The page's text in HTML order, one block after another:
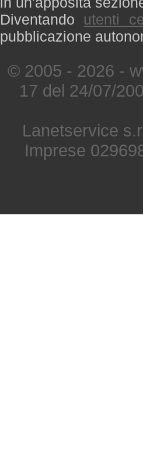
Diventando utenti
pubblicazione
© 2005 - 2026 -
17 del 24/07/
Lanetservice
Imprese